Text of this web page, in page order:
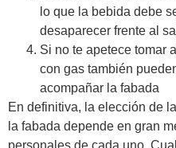
lo que la bebida debe
desaparecer frente al
Si no te apetece tomar
con gas también
acompañar la fabada
En definitiva, la elección de
la fabada depende en gran
personales de cada uno.